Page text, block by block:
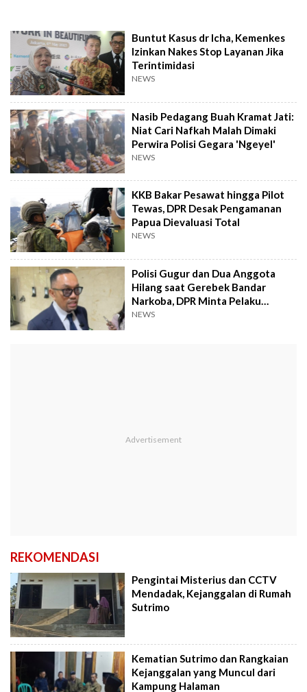
Buntut Kasus dr Icha, Kemenkes
Izinkan Nakes Stop Layanan Jika
Terintimidasi
NEWS
Nasib Pedagang Buah Kramat Jati:
Niat Cari Nafkah Malah Dimaki
Perwira Polisi Gegara 'Ngeyel'
NEWS
KKB Bakar Pesawat hingga Pilot
Tewas, DPR Desak Pengamanan
Papua Dievaluasi Total
NEWS
Polisi Gugur dan Dua Anggota
Hilang saat Gerebek Bandar
Narkoba, DPR Minta Pelaku
Ditindak Tegas
NEWS
REKOMENDASI
Pengintai Misterius dan CCTV
Mendadak, Kejanggalan di Rumah
Sutrimo
Kematian Sutrimo dan Rangkaian
Kejanggalan yang Muncul dari
Kampung Halaman